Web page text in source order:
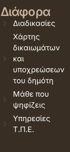
Διάφορα
Διαδικασίες
Χάρτης
δικαιωμάτων
και
υποχρεώσεων
του δημότη
Μάθε που
ψηφίζεις
Υπηρεσίες
Τ.Π.Ε.